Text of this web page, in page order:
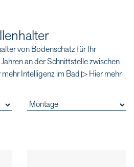
von Bodenschatz für Ihr
an der Schnittstelle zwischen
Intelligenz im Bad ▷ Hier mehr